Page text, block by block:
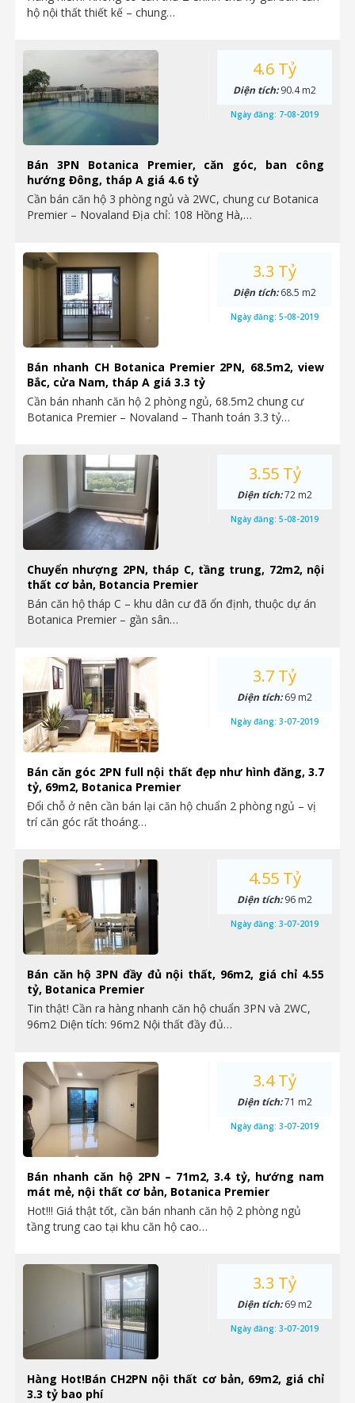
hộ nội thất thiết kế – chung…
Bán 3PN Botanica Premier, căn góc, ban công
hướng Đông, tháp A giá 4.6 tỷ
Cần bán căn hộ 3 phòng ngủ và 2WC, chung cư Botanica
Premier – Novaland Địa chỉ: 108 Hồng Hà,…
4.6 Tỷ
Diện tích:90.4 m2
Ngày đăng: 7-08-2019
Bán nhanh CH Botanica Premier 2PN, 68.5m2, view
Bắc, cửa Nam, tháp A giá 3.3 tỷ
Cần bán nhanh căn hộ 2 phòng ngủ, 68.5m2 chung cư
Botanica Premier – Novaland – Thanh toán 3.3 tỷ…
3.3 Tỷ
Diện tích:68.5 m2
Ngày đăng: 5-08-2019
Chuyển nhượng 2PN, tháp C, tầng trung, 72m2, nội
thất cơ bản, Botancia Premier
Bán căn hộ tháp C – khu dân cư đã ổn định, thuộc dự án
Botanica Premier – gần sân…
3.55 Tỷ
Diện tích:72 m2
Ngày đăng: 5-08-2019
Bán căn góc 2PN full nội thất đẹp như hình đăng, 3.7
tỷ, 69m2, Botanica Premier
Đổi chỗ ở nên cần bán lại căn hộ chuẩn 2 phòng ngủ – vị
trí căn góc rất thoáng…
3.7 Tỷ
Diện tích:69 m2
Ngày đăng: 3-07-2019
Bán căn hộ 3PN đầy đủ nội thất, 96m2, giá chỉ 4.55
tỷ, Botanica Premier
Tin thật! Cần ra hàng nhanh căn hộ chuẩn 3PN và 2WC,
96m2 Diện tích: 96m2 Nội thất đầy đủ…
4.55 Tỷ
Diện tích:96 m2
Ngày đăng: 3-07-2019
Bán nhanh căn hộ 2PN – 71m2, 3.4 tỷ, hướng nam
mát mẻ, nội thất cơ bản, Botanica Premier
Hot!!! Giá thật tốt, cần bán nhanh căn hộ 2 phòng ngủ
tầng trung cao tại khu căn hộ cao…
3.4 Tỷ
Diện tích:71 m2
Ngày đăng: 3-07-2019
Hàng Hot!Bán CH2PN nội thất cơ bản, 69m2, giá chỉ
3.3 tỷ bao phí
3.3 Tỷ
Diện tích:69 m2
Ngày đăng: 3-07-2019